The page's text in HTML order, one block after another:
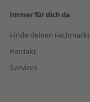
Immer für dich da
Finde deinen Fachmarkt
Kontakt
Services